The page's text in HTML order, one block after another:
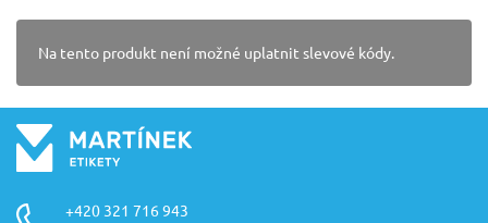
Na tento produkt není možné uplatnit slevové kódy.
+420 321 716 943